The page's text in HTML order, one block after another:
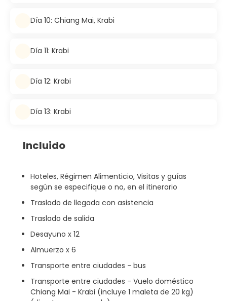
Día 10: Chiang Mai, Krabi
Día 11: Krabi
Día 12: Krabi
Día 13: Krabi
Incluido
Hoteles, Régimen Alimenticio, Visitas y guías
según se especifique o no, en el itinerario
Traslado de llegada con asistencia
Traslado de salida
Desayuno x 12
Almuerzo x 6
Transporte entre ciudades - bus
Transporte entre ciudades - Vuelo doméstico
Chiang Mai - Krabi (incluye 1 maleta de 20 kg)